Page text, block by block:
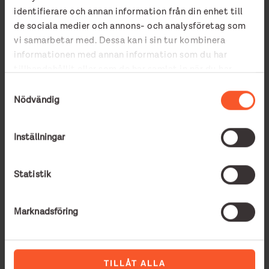
identifierare och annan information från din enhet till
de sociala medier och annons- och analysföretag som
vi samarbetar med. Dessa kan i sin tur kombinera
informationen med annan information som du har
Nödvändig
Inställningar
Statistik
Marknadsföring
TILLÅT ALLA
Räddningsmissionen
coronakrisens osynliga
offer